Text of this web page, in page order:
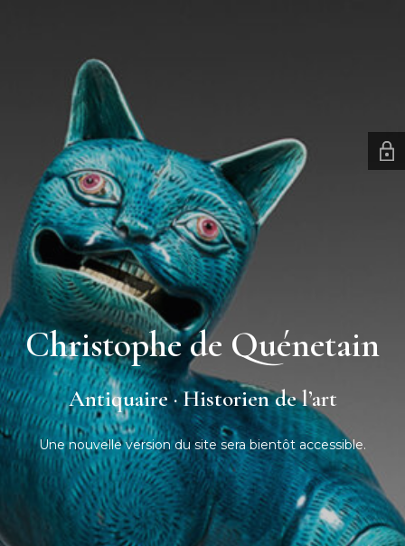
Christophe de Quénetain
Antiquaire · Historien de l’art
Une nouvelle version du site sera bientôt accessible.